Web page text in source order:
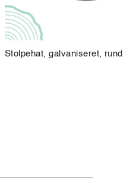
Stolpehat, galvaniseret, rund